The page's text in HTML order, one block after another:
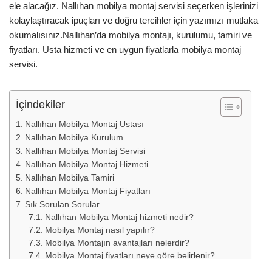
ele alacağız. Nallıhan mobilya montaj servisi seçerken işlerinizi
kolaylaştıracak ipuçları ve doğru tercihler için yazımızı mutlaka
okumalısınız.Nallıhan’da mobilya montajı, kurulumu, tamiri ve
fiyatları. Usta hizmeti ve en uygun fiyatlarla mobilya montaj
servisi.
İçindekiler
Nallıhan Mobilya Montaj Ustası
Nallıhan Mobilya Kurulum
Nallıhan Mobilya Montaj Servisi
Nallıhan Mobilya Montaj Hizmeti
Nallıhan Mobilya Tamiri
Nallıhan Mobilya Montaj Fiyatları
Sık Sorulan Sorular
Nallıhan Mobilya Montaj hizmeti nedir?
Mobilya Montaj nasıl yapılır?
Mobilya Montajın avantajları nelerdir?
Mobilya Montaj fiyatları neye göre belirlenir?